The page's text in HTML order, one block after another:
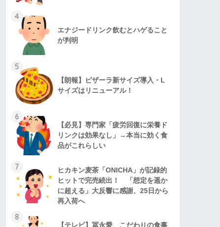
4
エナジードリンク飲むとハゲること
が判明
5
【朗報】ピザーラ新サイズ導入・L
サイズはリニューアル！
6
【必見】専門家「疲労回復に栄養ド
リンクは効果なし」→本当に効く食
品がこれらしい
7
ヒカキン麦茶「ONICHA」が記録的
ヒットで完売続出！ 「想定を遥か
に超える」大反響に感謝、25日から
再入荷へ
8
【テレビ】冨永愛、こだわりの食事